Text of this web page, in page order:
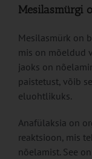
Mesilasmürgi
Mesilasmürk on
mis on mõeldud
jaoks on
paistetust, võib
eluohtlikuks.
Anafülaksia on
reaktsioon, mis
nõelamist. See